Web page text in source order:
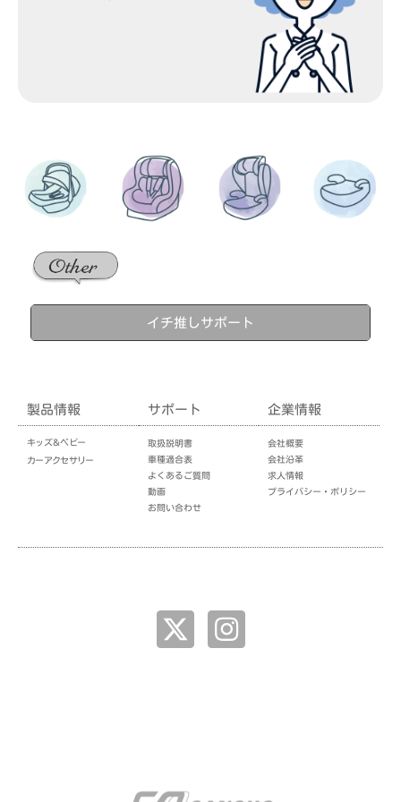
イチ推しサポート
製品情報
キッズ＆ベビー
カーアクセサリー
サポート
取扱説明書
車種適合表
よくあるご質問
動画
お問い合わせ
企業情報
会社概要
会社沿革
求人情報
プライバシー・ポリシー